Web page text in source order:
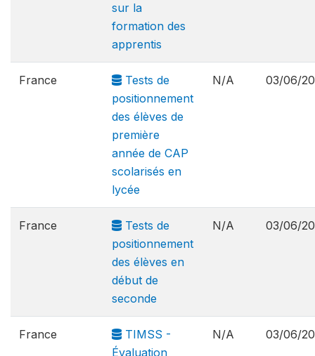
sur la
formation des
apprentis
France
Tests de
positionnement
des élèves de
première
année de CAP
scolarisés en
lycée
N/A 03/06/
France
Tests de
positionnement
des élèves en
début de
seconde
N/A 03/06/
France
TIMSS -
Évaluation
N/A 03/06/